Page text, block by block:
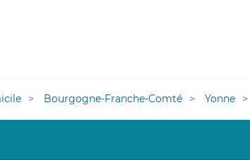
Bourgogne-Franche-Comté Yonne